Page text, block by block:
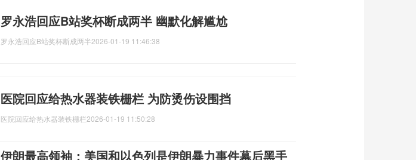
罗永浩回应B站奖杯断成两半 幽默化解尴尬
罗永浩回应B站奖杯断成两半2026-01-19 11:46:38
医院回应给热水器装铁栅栏 为防烫伤设围挡
医院回应给热水器装铁栅栏2026-01-19 11:50:28
伊朗最高领袖：美国和以色列是伊朗暴力事件幕后黑手